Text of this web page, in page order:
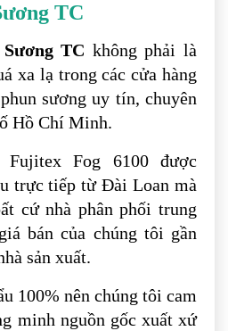
TC
TC không phải là
xa lạ trong các cửa hàng
sương uy tín, chuyên
Hồ Chí Minh.
Fujitex Fog 6100 được
trực tiếp từ Đài Loan mà
cứ nhà phân phối trung
bán của chúng tôi gần
sản xuất.
100% nên chúng tôi cam
minh nguồn gốc xuất xứ